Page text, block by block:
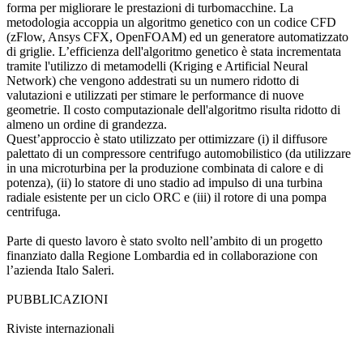
forma per migliorare le prestazioni di turbomacchine. La
metodologia accoppia un algoritmo genetico con un codice CFD
(zFlow, Ansys CFX, OpenFOAM) ed un generatore automatizzato
di griglie. L’efficienza dell'algoritmo genetico è stata incrementata
tramite l'utilizzo di metamodelli (Kriging e Artificial Neural
Network) che vengono addestrati su un numero ridotto di
valutazioni e utilizzati per stimare le performance di nuove
geometrie. Il costo computazionale dell'algoritmo risulta ridotto di
almeno un ordine di grandezza.
Quest’approccio è stato utilizzato per ottimizzare (i) il diffusore
palettato di un compressore centrifugo automobilistico (da utilizzare
in una microturbina per la produzione combinata di calore e di
potenza), (ii) lo statore di uno stadio ad impulso di una turbina
radiale esistente per un ciclo ORC e (iii) il rotore di una pompa
centrifuga.
Parte di questo lavoro è stato svolto nell’ambito di un progetto
finanziato dalla Regione Lombardia ed in collaborazione con
l’azienda Italo Saleri.
PUBBLICAZIONI
Riviste internazionali